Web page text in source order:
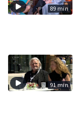
89 min
91 min